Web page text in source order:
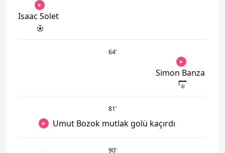
Isaac Solet
64’
Simon Banza
81’
Umut Bozok mutlak golü kaçırdı
90’